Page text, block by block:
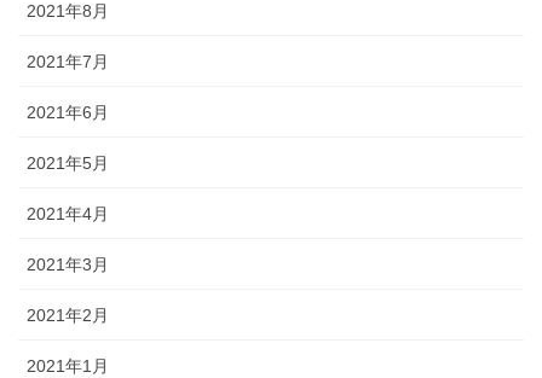
2021年8月
2021年7月
2021年6月
2021年5月
2021年4月
2021年3月
2021年2月
2021年1月